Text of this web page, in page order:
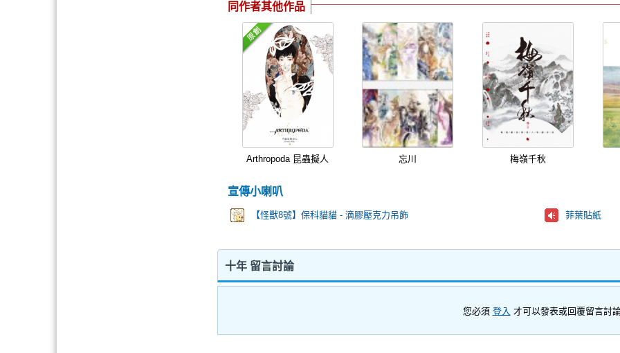
同作者其他作品
Arthropoda 昆蟲擬人 忘川 梅嶺千秋
宣傳小喇叭
【怪獸8號】保科貓貓 - 滴膠壓克力吊飾 菲葉貼紙
十年 留言討論
您必須 登入 才可以發表或回覆留言討